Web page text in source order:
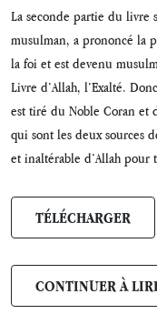
La seconde partie du livre
musulman, a prononcé la
la foi et est devenu
Livre d’Allah, l’Exalté.
est tiré du Noble Coran et
qui sont les deux sources
et inaltérable d’Allah pour
TÉLÉCHARGER
CONTINUER À